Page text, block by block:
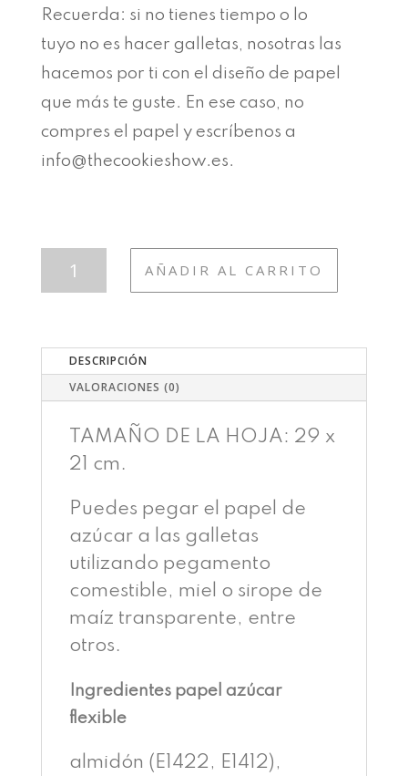
Recuerda: si no tienes tiempo o lo
tuyo no es hacer galletas, nosotras las
hacemos por ti con el diseño de papel
que más te guste. En ese caso, no
compres el papel y escríbenos a
info@thecookieshow.es.
CIRCO
AÑADIR AL CARRITO
DESCRIPCIÓN
VALORACIONES (0)
TAMAÑO DE LA HOJA: 29 x
21 cm.
Puedes pegar el papel de
azúcar a las galletas
utilizando pegamento
comestible, miel o sirope de
maíz transparente, entre
otros.
Ingredientes papel azúcar
flexible
almidón (E1422, E1412),